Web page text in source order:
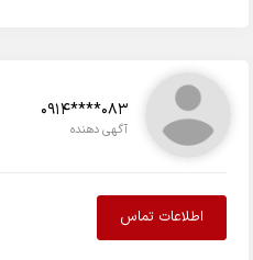
0914****083
آگهی دهنده
اطلاعات تماس